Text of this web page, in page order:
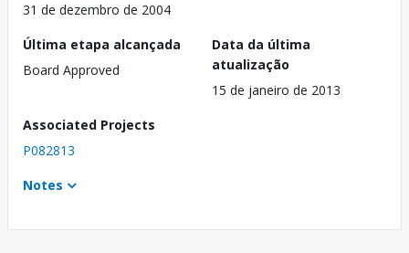
31 de dezembro de 2004
Última etapa alcançada
Board Approved
Data da última
atualização
15 de janeiro de 2013
Associated Projects
P082813
Notes